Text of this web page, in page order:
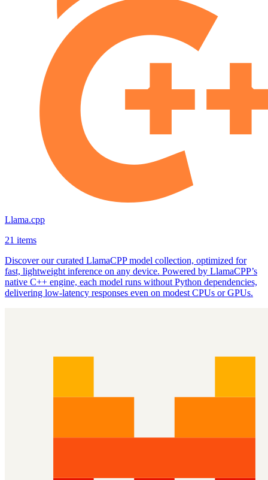
Llama.cpp
21 items
Discover our curated LlamaCPP model collection, optimized for
fast, lightweight inference on any device. Powered by LlamaCPP’s
native C++ engine, each model runs without Python dependencies,
delivering low‑latency responses even on modest CPUs or GPUs.